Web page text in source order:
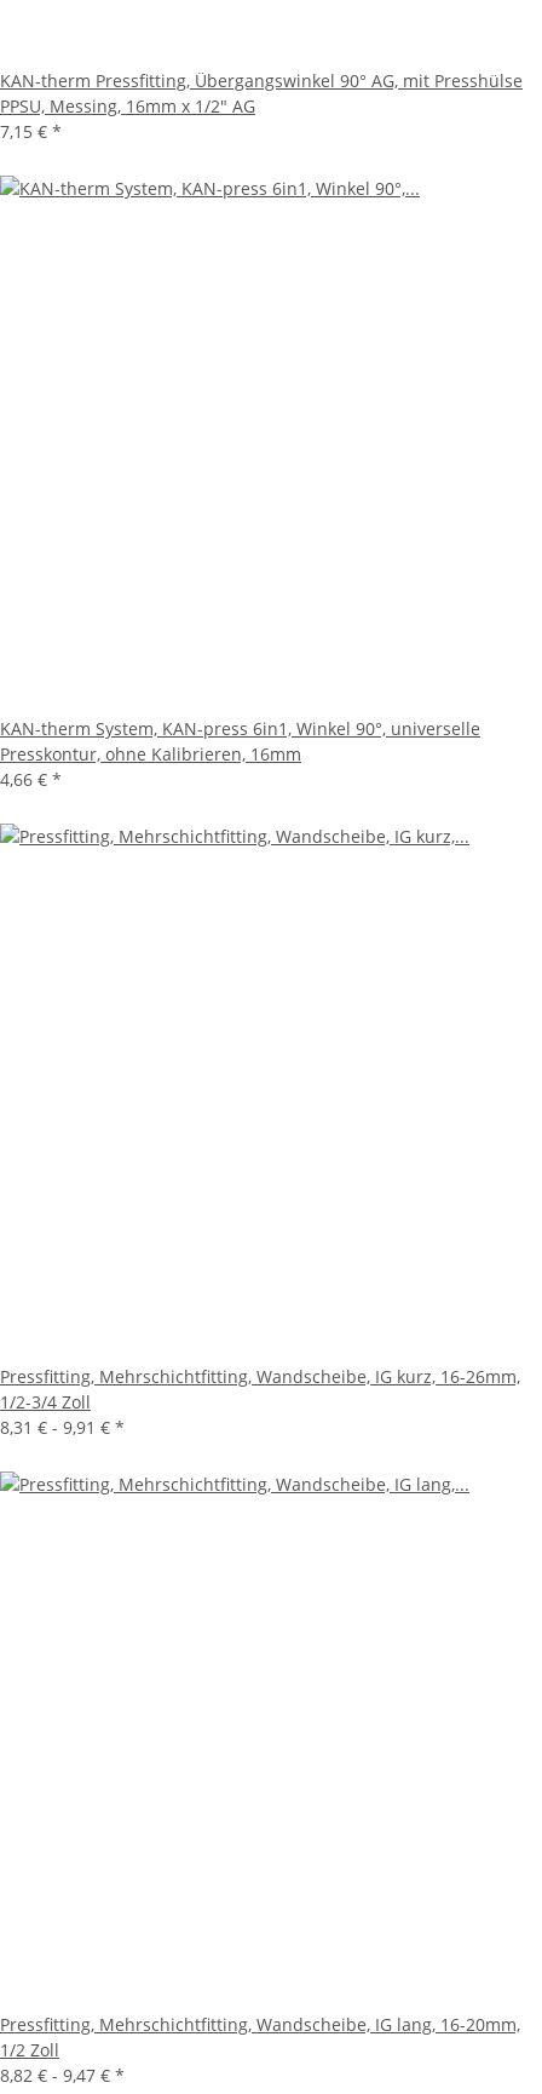
KAN-therm Pressfitting, Übergangswinkel 90° AG, mit Presshülse
PPSU, Messing, 16mm x 1/2" AG
7,15 € *
KAN-therm System, KAN-press 6in1, Winkel 90°, universelle
Presskontur, ohne Kalibrieren, 16mm
4,66 € *
Pressfitting, Mehrschichtfitting, Wandscheibe, IG kurz, 16-26mm,
1/2-3/4 Zoll
8,31 € - 9,91 € *
Pressfitting, Mehrschichtfitting, Wandscheibe, IG lang, 16-20mm,
1/2 Zoll
8,82 € - 9,47 € *